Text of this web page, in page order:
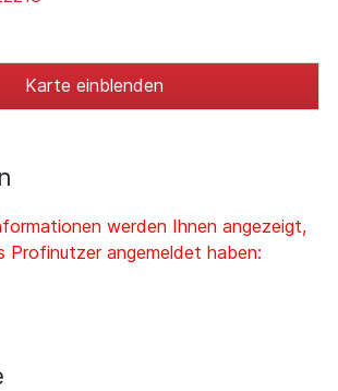
Karte einblenden
werden Ihnen angezeigt,
Profinutzer angemeldet haben: